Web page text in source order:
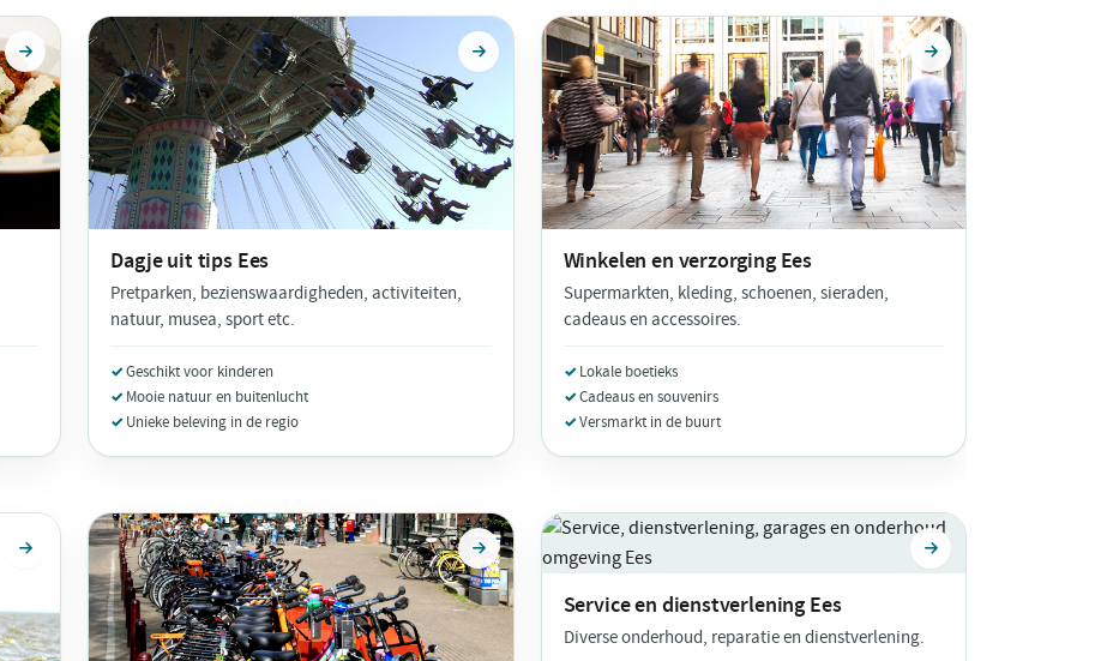
Dagje uit tips Ees
Pretparken, bezienswaardigheden, activiteiten,
natuur, musea, sport etc.
Geschikt voor kinderen
Mooie natuur en buitenlucht
Unieke beleving in de regio
Winkelen en verzorging Ees
Supermarkten, kleding, schoenen, sieraden,
cadeaus en accessoires.
Lokale boetieks
Cadeaus en souvenirs
Versmarkt in de buurt
Service en dienstverlening Ees
Diverse onderhoud, reparatie en dienstverlening.